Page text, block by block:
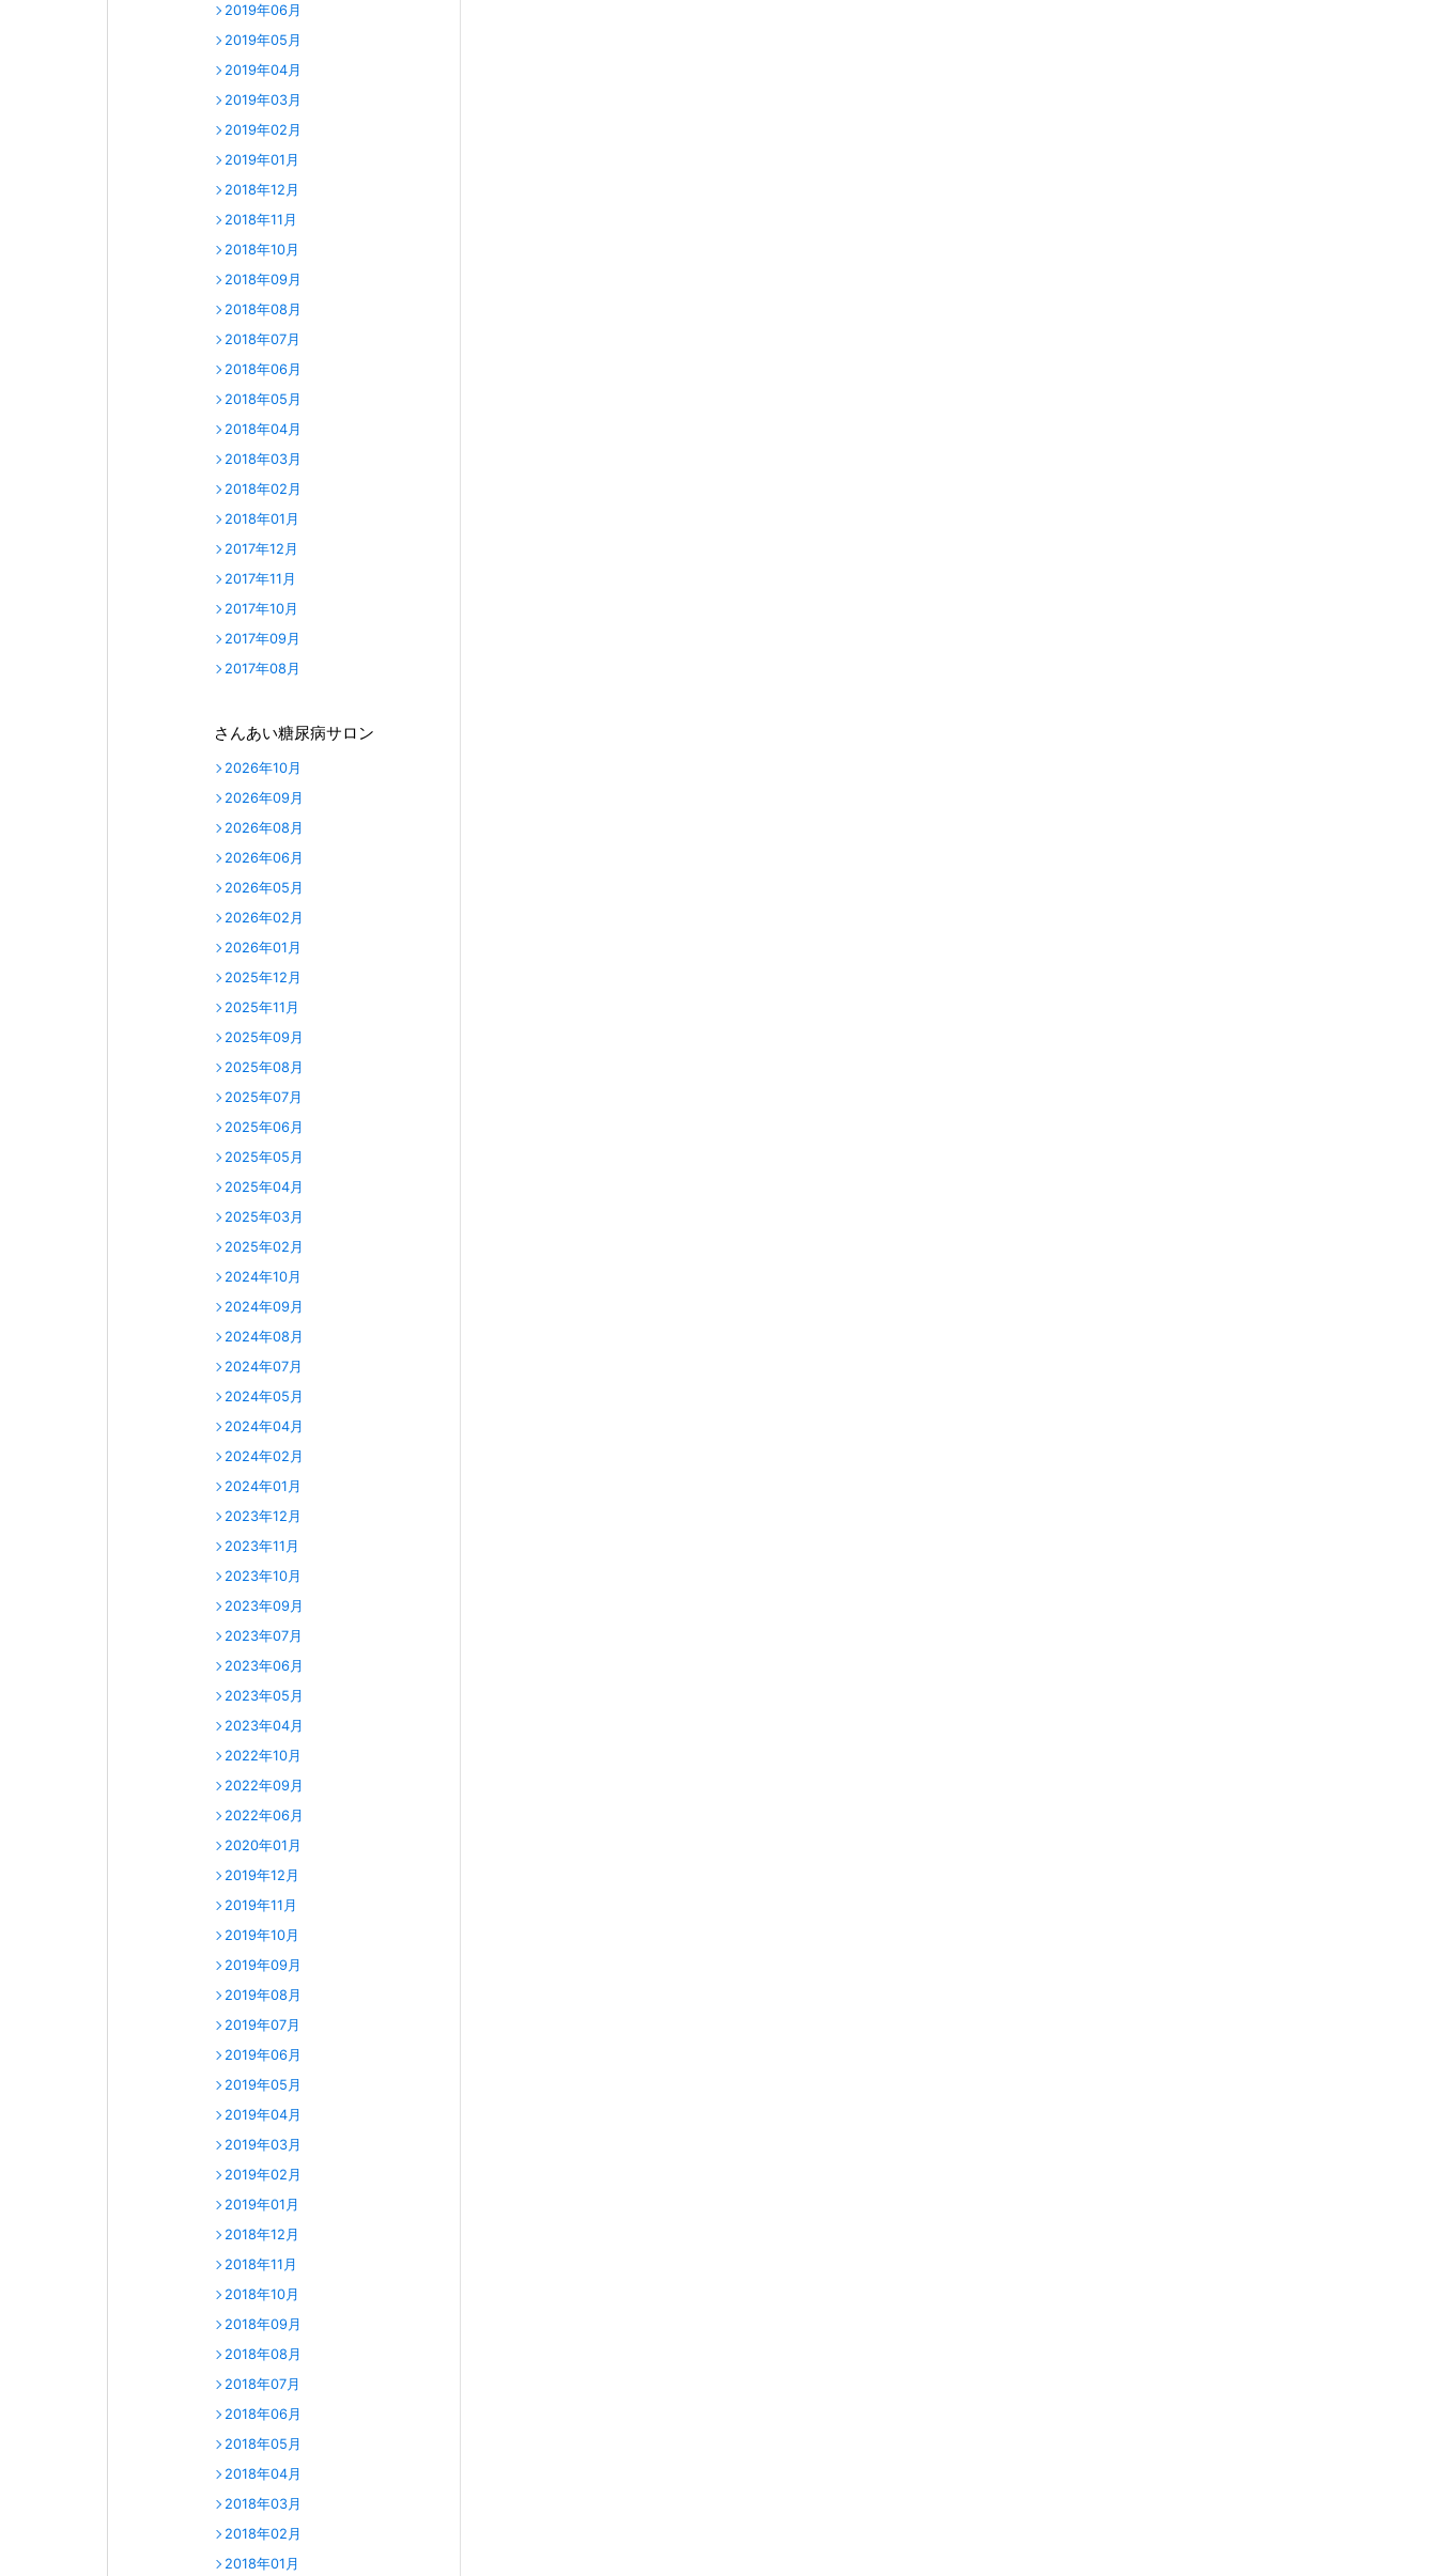
2019年06月
2019年05月
2019年04月
2019年03月
2019年02月
2019年01月
2018年12月
2018年11月
2018年10月
2018年09月
2018年08月
2018年07月
2018年06月
2018年05月
2018年04月
2018年03月
2018年02月
2018年01月
2017年12月
2017年11月
2017年10月
2017年09月
2017年08月
さんあい糖尿病サロン
2026年10月
2026年09月
2026年08月
2026年06月
2026年05月
2026年02月
2026年01月
2025年12月
2025年11月
2025年09月
2025年08月
2025年07月
2025年06月
2025年05月
2025年04月
2025年03月
2025年02月
2024年10月
2024年09月
2024年08月
2024年07月
2024年05月
2024年04月
2024年02月
2024年01月
2023年12月
2023年11月
2023年10月
2023年09月
2023年07月
2023年06月
2023年05月
2023年04月
2022年10月
2022年09月
2022年06月
2020年01月
2019年12月
2019年11月
2019年10月
2019年09月
2019年08月
2019年07月
2019年06月
2019年05月
2019年04月
2019年03月
2019年02月
2019年01月
2018年12月
2018年11月
2018年10月
2018年09月
2018年08月
2018年07月
2018年06月
2018年05月
2018年04月
2018年03月
2018年02月
2018年01月